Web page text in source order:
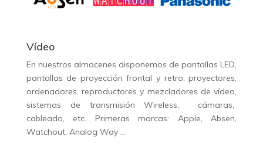
Vídeo
En nuestros almacenes disponemos de pantallas LED,
pantallas de proyección frontal y retro, proyectores,
ordenadores, reproductores y mezcladores de vídeo,
sistemas de transmisión Wireless, cámaras,
cableado, etc. Primeras marcas: Apple, Absen,
Watchout, Analog Way …